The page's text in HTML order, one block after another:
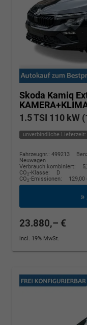
Skoda Kamiq
1.5 TSI 110 kW
unverbindliche
Fahrzeugnr.: 499213
Neuwagen
Verbrauch kombiniert:
CO2-Klasse:
D
CO2-Emissionen:
23.880,– €
incl. 19% MwSt.